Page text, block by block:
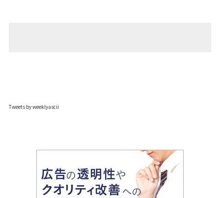
Tweets by weeklyascii